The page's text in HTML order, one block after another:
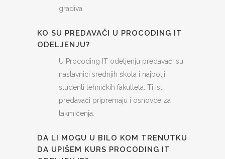
gradiva.
KO SU PREDAVAČI U PROCODING IT
ODELJENJU?
U Procoding IT odeljenju predavači su
nastavnici srednjih škola i najbolji
studenti tehničkih fakulteta. Ti isti
predavači pripremaju i osnovce za
takmičenja.
DA LI MOGU U BILO KOM TRENUTKU
DA UPIŠEM KURS PROCODING IT